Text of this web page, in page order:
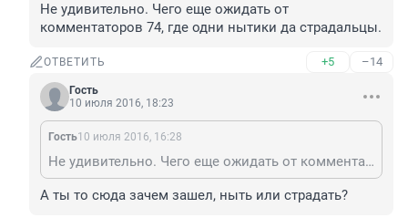
Не удивительно. Чего еще ожидать от
комментаторов 74, где одни нытики да страдальцы.
ОТВЕТИТЬ +5 –14
Гость
10 июля 2016, 18:23
Гость10 июля 2016, 16:28
Не удивительно. Чего еще ожидать от комментаторов 74, где одни нытики да страдальцы.
А ты то сюда зачем зашел, ныть или страдать?